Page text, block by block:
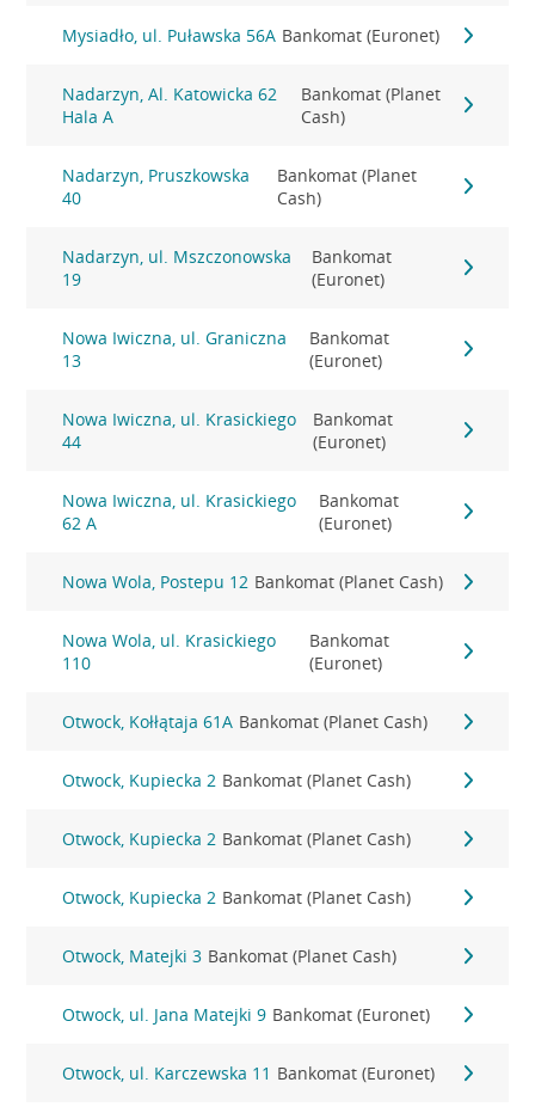
Mysiadło, ul. Puławska 56A Bankomat (Euronet)
Nadarzyn, Al. Katowicka 62
Hala A
Bankomat (Planet
Cash)
Nadarzyn, Pruszkowska
40
Bankomat (Planet
Cash)
Nadarzyn, ul. Mszczonowska
19
Bankomat
(Euronet)
Nowa Iwiczna, ul. Graniczna
13
Bankomat
(Euronet)
Nowa Iwiczna, ul. Krasickiego
44
Bankomat
(Euronet)
Nowa Iwiczna, ul. Krasickiego
62 A
Bankomat
(Euronet)
Nowa Wola, Postepu 12 Bankomat (Planet Cash)
Nowa Wola, ul. Krasickiego
110
Bankomat
(Euronet)
Otwock, Kołłątaja 61A Bankomat (Planet Cash)
Otwock, Kupiecka 2 Bankomat (Planet Cash)
Otwock, Kupiecka 2 Bankomat (Planet Cash)
Otwock, Kupiecka 2 Bankomat (Planet Cash)
Otwock, Matejki 3 Bankomat (Planet Cash)
Otwock, ul. Jana Matejki 9 Bankomat (Euronet)
Otwock, ul. Karczewska 11 Bankomat (Euronet)